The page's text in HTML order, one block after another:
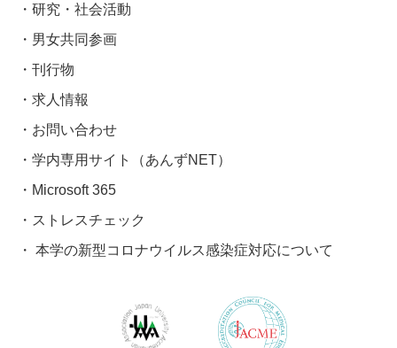
研究・社会活動
男女共同参画
刊行物
求人情報
お問い合わせ
学内専用サイト（あんずNET）
Microsoft 365
ストレスチェック
本学の新型コロナウイルス感染症対応について